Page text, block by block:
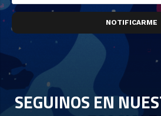
NOTIFICARME
SEGUINOS EN